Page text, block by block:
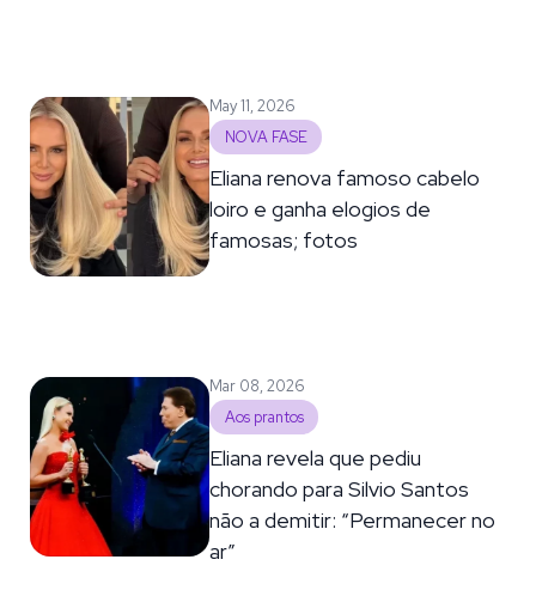
May 11, 2026
NOVA FASE
Eliana renova famoso cabelo
loiro e ganha elogios de
famosas; fotos
Mar 08, 2026
Aos prantos
Eliana revela que pediu
chorando para Silvio Santos
não a demitir: “Permanecer no
ar”